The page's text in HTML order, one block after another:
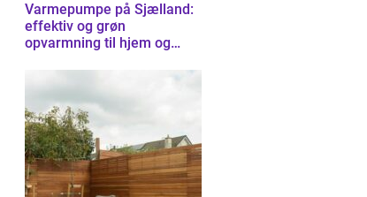
Varmepumpe på Sjælland:
effektiv og grøn
opvarmning til hjem og